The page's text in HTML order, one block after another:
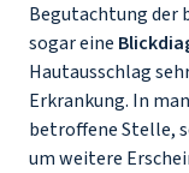
Begutachtung der
sogar eine
Hautausschlag
Erkrankung. In
betroffene Stelle,
um weitere